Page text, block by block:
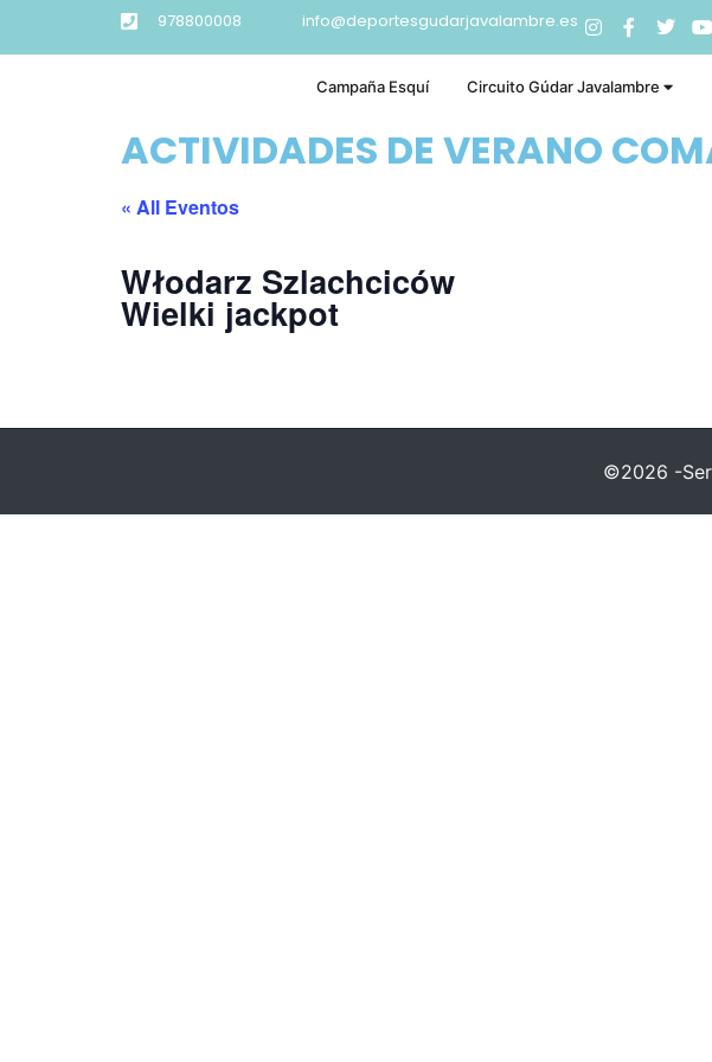
978800008 info@deportesgudarjavalambre.es
Campaña Esquí Circuito Gúdar Javalambre
ACTIVIDADES DE VERANO
« All Eventos
Włodarz Szlachciców
Wielki jackpot
©2026 -